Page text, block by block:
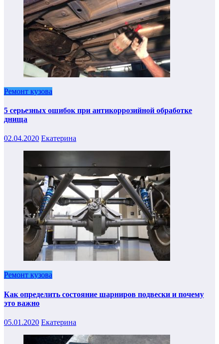
Ремонт кузова
5 серьезных ошибок при антикоррозийной обработке
днища
02.04.2020 Екатерина
Ремонт кузова
Как определить состояние шарниров подвески и почему
это важно
05.01.2020 Екатерина